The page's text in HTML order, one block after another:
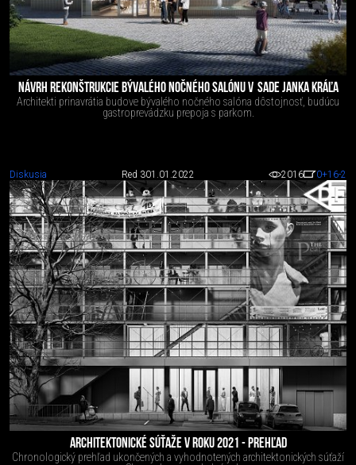
NÁVRH REKONŠTRUKCIE BÝVALÉHO NOČNÉHO SALÓNU V SADE JANKA KRÁĽA
Architekti prinavrátia budove bývalého nočného salóna dôstojnosť, budúcu
gastroprevádzku prepoja s parkom.
Diskusia Red 301.01.2022 2016 0+16-2
ARCHITEKTONICKÉ SÚŤAŽE V ROKU 2021 - PREHĽAD
Chronologický prehľad ukončených a vyhodnotených architektonických súťaží